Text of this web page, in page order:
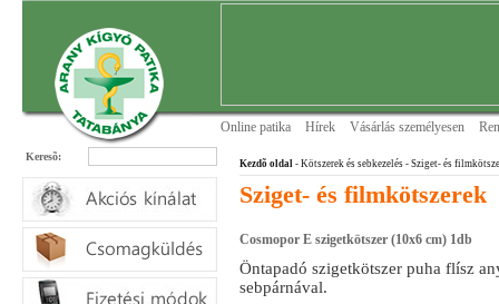
Online patika Hírek Vásárlás személyesen
Keresõ:
Kezdõ oldal - Kötszerek és sebkezelés - Sziget- és
Sziget- és filmkötszerek
Cosmopor E szigetkötszer (10x6 cm) 1db
Öntapadó szigetkötszer puha flísz
sebpárnával.